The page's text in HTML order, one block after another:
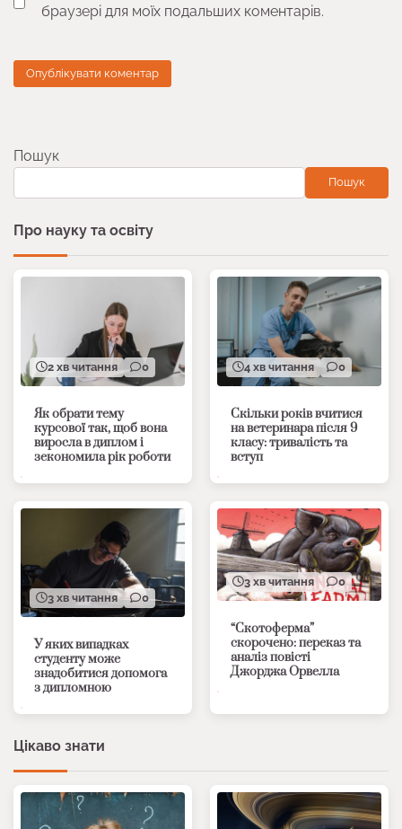
браузері для моїх подальших коментарів.
Пошук
Пошук
Про науку та освіту
2 хв читання 0
Як обрати тему
курсової так, щоб вона
виросла в диплом і
зекономила рік роботи
4 хв читання 0
Скільки років вчитися
на ветеринара після 9
класу: тривалість та
вступ
3 хв читання 0
У яких випадках
студенту може
знадобитися допомога
з дипломною
3 хв читання 0
“Скотоферма”
скорочено: переказ та
аналіз повісті
Джорджа Орвелла
Цікаво знати